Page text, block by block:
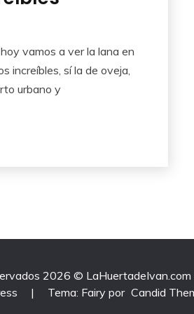
vamos a ver la lana en
increíbles, sí la de oveja,
urbano y
2026 © LaHuertadeIvan.com
| Tema: Fairy por Candid